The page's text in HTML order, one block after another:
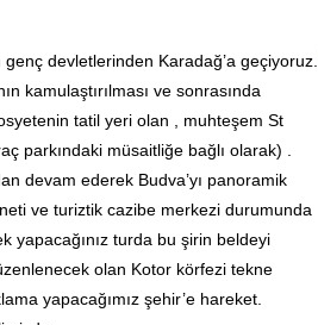
genç devletlerinden Karadağ’a geçiyoruz.
kamulaştırılması ve sonrasında
tatil yeri olan , muhteşem St
parkındaki müsaitliğe bağlı olarak) .
devam ederek Budva’yı panoramik
ve turiztik cazibe merkezi durumunda
yapacağınız turda bu şirin beldeyi
olan Kotor körfezi tekne
yapacağımız şehir’e hareket.